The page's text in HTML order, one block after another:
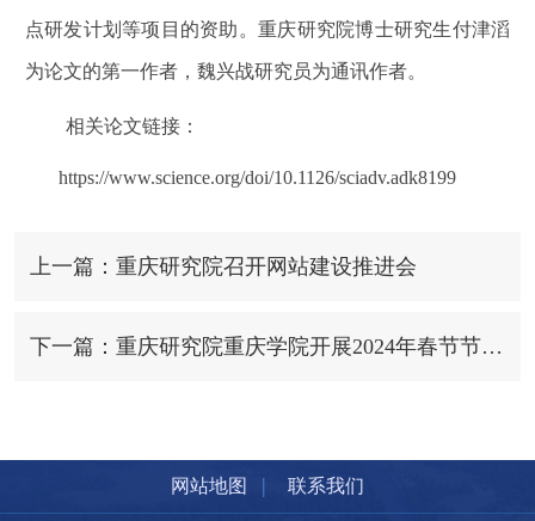
点研发计划等项目的资助。重庆研究院博士研究生付津滔
为论文的第一作者，魏兴战研究员为通讯作者。
相关论文链接：
https://www.science.org/doi/10.1126/sciadv.adk8199
上一篇：重庆研究院召开网站建设推进会
下一篇：重庆研究院重庆学院开展2024年春节节前专项安全检查
网站地图 | 联系我们